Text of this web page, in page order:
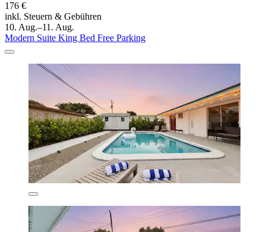
176 €
inkl. Steuern & Gebühren
10. Aug.–11. Aug.
Modern Suite King Bed Free Parking